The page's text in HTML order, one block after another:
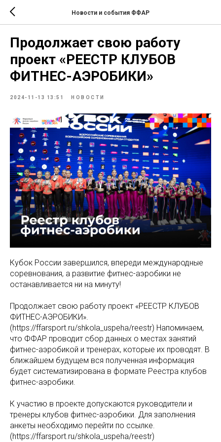
Новости и события ФФАР
Продолжает свою работу
проект «‎РЕЕСТР КЛУБОВ
ФИТНЕС-АЭРОБИКИ»
2024-11-13 13:51 НОВОСТИ
Кубок России завершился, впереди международные
соревнования, а развитие фитнес-аэробики не
останавливается ни на минуту!
Продолжает свою работу проект «‎РЕЕСТР КЛУБОВ
ФИТНЕС-АЭРОБИКИ».
(https://ffarsport.ru/shkola_uspeha/reestr) Напоминаем,
что ФФАР проводит сбор данных о местах занятий
фитнес-аэробикой и тренерах, которые их проводят. В
ближайшем будущем вся полученная информация
будет систематизирована в формате Реестра клубов
фитнес-аэробики.
К участию в проекте допускаются руководители и
тренеры клубов фитнес-аэробики. Для заполнения
анкеты необходимо перейти по ссылке.
(https://ffarsport.ru/shkola_uspeha/reestr)